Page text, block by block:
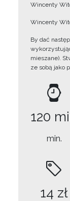
Wincenty
Wincenty
By dać
mieszane).
ze sobą jako
120
min.
14 zł